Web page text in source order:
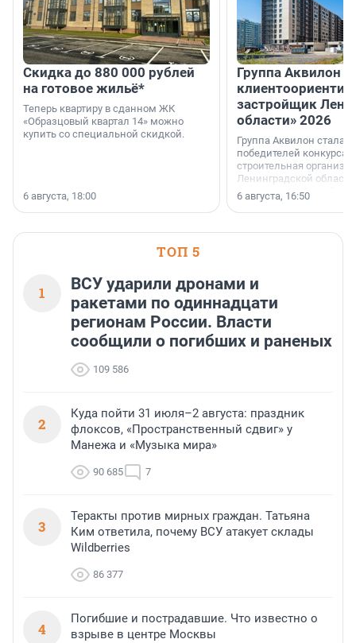
Скидка до 880 000 рублей
на готовое жильё*
Теперь квартиру в сданном ЖК
«Образцовый квартал 14» можно
купить со специальной скидкой.
6 августа, 18:00
Группа Аквилон
застройщик
области» 2026
Группа Аквилон стала
победителей конкурса
строительная
Ленинградской области
номинации «Самый
застройщик
области».
6 августа, 16:50
ТОП 5
1
ВСУ ударили дронами и
ракетами по одиннадцати
регионам России. Власти
сообщили о погибших и раненых
109 586
2
Куда пойти 31 июля–2 августа: праздник
флоксов, «Пространственный сдвиг» у
Манежа и «Музыка мира»
90 685 7
3
Теракты против мирных граждан. Татьяна
Ким ответила, почему ВСУ атакует склады
Wildberries
86 377
4
Погибшие и пострадавшие. Что известно о
взрыве в центре Москвы